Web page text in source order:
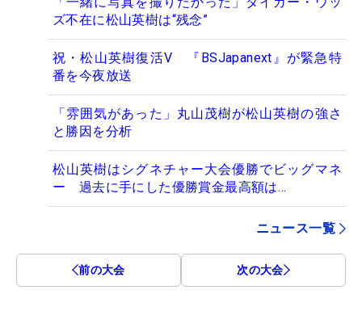
ズ不在に松山英樹は“残念”
祝・松山英樹復活V 『BSJapanext』が緊急特
番を今夜放送
「雰囲気があった」丸山茂樹が松山英樹の強さ
と勝因を分析
松山英樹はシグネチャー大会優勝でビッグマネ
ー 過去に手にした優勝賞金最高額は…
ニュース一覧
前の大会 次の大会